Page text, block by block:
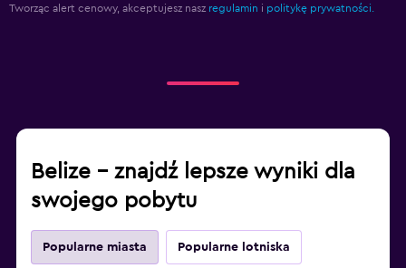
Tworząc alert cenowy, akceptujesz nasz regulamin i politykę prywatności.
Belize – znajdź lepsze wyniki dla
swojego pobytu
Popularne miasta Popularne lotniska